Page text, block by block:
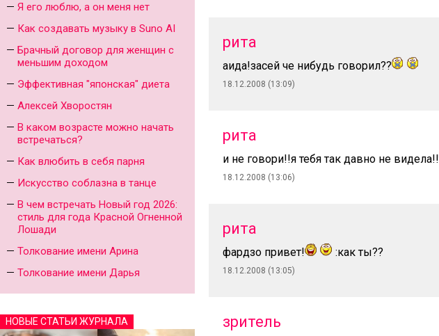
Я его люблю, а он меня нет
Как создавать музыку в Suno AI
Брачный договор для женщин с
меньшим доходом
Эффективная "японская" диета
Алексей Хворостян
В каком возрасте можно начать
встречаться?
Как влюбить в себя парня
Искусство соблазна в танце
В чем встречать Новый год 2026:
стиль для года Красной Огненной
Лошади
Толкование имени Арина
Толкование имени Дарья
НОВЫЕ СТАТЬИ ЖУРНАЛА
рита
аида!засей че нибудь говорил??
18.12.2008 (13:09)
рита
и не говори!!я тебя так давно не видела!!
18.12.2008 (13:06)
рита
фардзо привет! :как ты??
18.12.2008 (13:05)
зритель